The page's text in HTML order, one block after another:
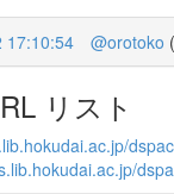
17:10:54 @orotoko (
リスト